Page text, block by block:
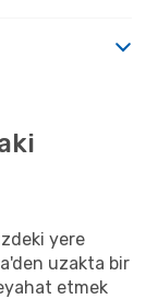
yere
uzakta bir
etmek